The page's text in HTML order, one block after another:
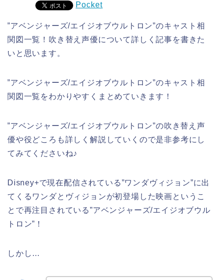
Pocket
”アベンジャーズ/エイジオブウルトロン”のキャスト相
関図一覧！吹き替え声優について詳しく記事を書きた
いと思います。
”アベンジャーズ/エイジオブウルトロン”のキャスト相
関図一覧をわかりやすくまとめていきます！
”アベンジャーズ/エイジオブウルトロン”の吹き替え声
優や役どころも詳しく解説していくので是非参考にし
てみてくださいね♪
Disney+で現在配信されている”ワンダヴィジョン”に出
てくるワンダとヴィジョンが初登場した映画というこ
とで再注目されている”アベンジャーズ/エイジオブウル
トロン”！
しかし…